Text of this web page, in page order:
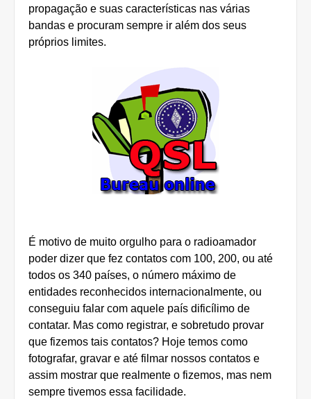
propagação e suas características nas várias
bandas e procuram sempre ir além dos seus
próprios limites.
É motivo de muito orgulho para o radioamador
poder dizer que fez contatos com 100, 200, ou até
todos os 340 países, o número máximo de
entidades reconhecidos internacionalmente, ou
conseguiu falar com aquele país dificílimo de
contatar. Mas como registrar, e sobretudo provar
que fizemos tais contatos? Hoje temos como
fotografar, gravar e até filmar nossos contatos e
assim mostrar que realmente o fizemos, mas nem
sempre tivemos essa facilidade.